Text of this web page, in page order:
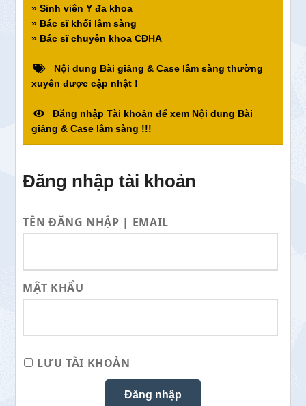
» Sinh viên Y đa khoa
» Bác sĩ khối lâm sàng
» Bác sĩ chuyên khoa CĐHA
Nội dung Bài giảng & Case lâm sàng thường
xuyên được cập nhật !
Đăng nhập Tài khoản để xem Nội dung Bài
giảng & Case lâm sàng !!!
Đăng nhập tài khoản
TÊN ĐĂNG NHẬP | EMAIL
MẬT KHẨU
LƯU TÀI KHOẢN